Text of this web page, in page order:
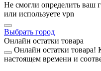
Не смогли определить ваш
или используете vpn
Выбрать город
Онлайн остатки товара
Онлайн остатки товара!
настоящем времени и